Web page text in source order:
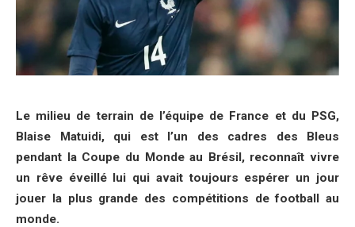
Le milieu de terrain de l’équipe de France et du PSG,
Blaise Matuidi, qui est l’un des cadres des Bleus
pendant la Coupe du Monde au Brésil, reconnaît vivre
un rêve éveillé lui qui avait toujours espérer un jour
jouer la plus grande des compétitions de football au
monde.